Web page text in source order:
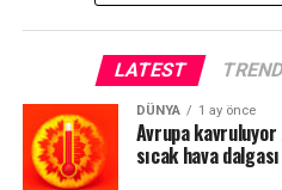
LATEST
DÜNYA 1 ay önce
Avrupa kavruluyor
sıcak hava